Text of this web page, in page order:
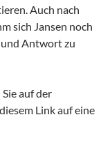
Auch nach
sich Jansen noch
und Antwort zu
auf der
Link auf eine